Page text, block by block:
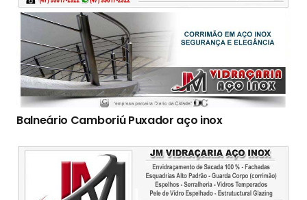
Balneário Camboriú Puxador aço inox